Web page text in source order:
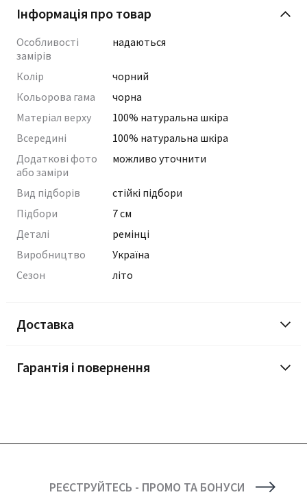
Інформація про товар
Особливості
замірів
надаються
Колір
чорний
Кольорова гама
чорна
Матеріал верху
100% натуральна шкіра
Всередині
100% натуральна шкіра
Додаткові фото
або заміри
можливо уточнити
Вид підборів
стійкі підбори
Підбори
7 см
Деталі
ремінці
Виробництво
Україна
Сезон
літо
Доставка
Гарантія і повернення
РЕЄСТРУЙТЕСЬ - ПРОМО ТА БОНУСИ